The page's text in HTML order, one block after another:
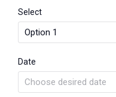
Select
Date